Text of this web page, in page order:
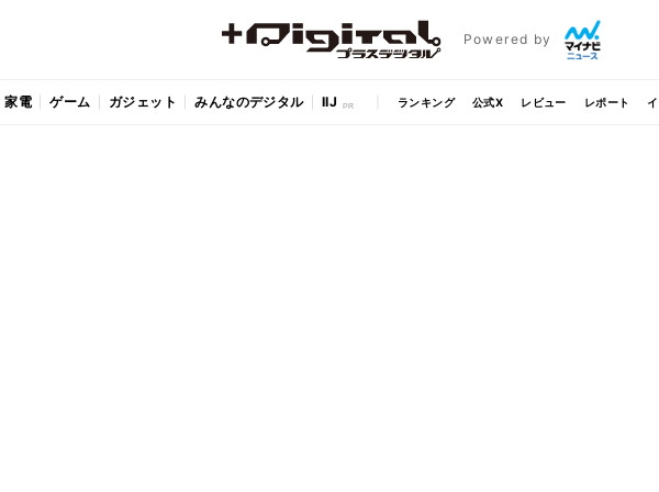
Powered by
家電 ゲーム ガジェット みんなのデジタル IIJ ランキング 公式X レビュー レポート